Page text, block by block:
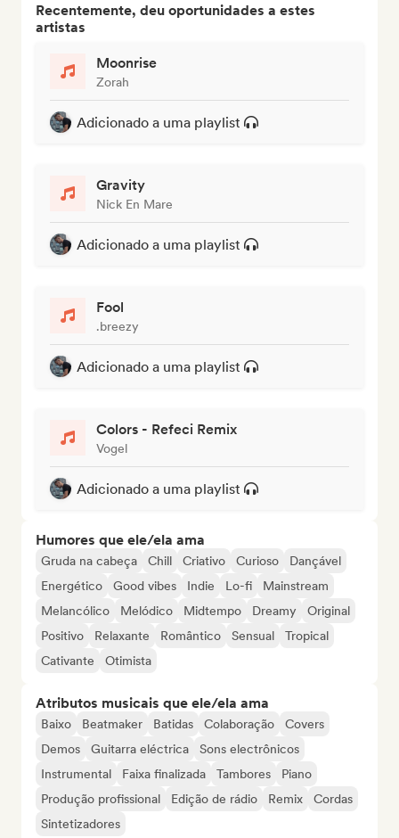
Recentemente, deu oportunidades a estes
artistas
Moonrise
Zorah
Adicionado a uma playlist
Gravity
Nick En Mare
Adicionado a uma playlist
Fool
.breezy
Adicionado a uma playlist
Colors - Refeci Remix
Vogel
Adicionado a uma playlist
Humores que ele/ela ama
Gruda na cabeça Chill Criativo Curioso
Dançável
Energético
Good vibes Indie Lo-fi
Mainstream
Melancólico
Melódico Midtempo Dreamy
Original
Positivo
Relaxante Romântico Sensual
Tropical
Cativante
Otimista
Atributos musicais que ele/ela ama
Baixo Beatmaker Batidas Colaboração
Covers
Demos
Guitarra eléctrica
Sons electrônicos
Instrumental
Faixa finalizada Tambores
Piano
Produção profissional
Edição de rádio Remix
Cordas
Sintetizadores